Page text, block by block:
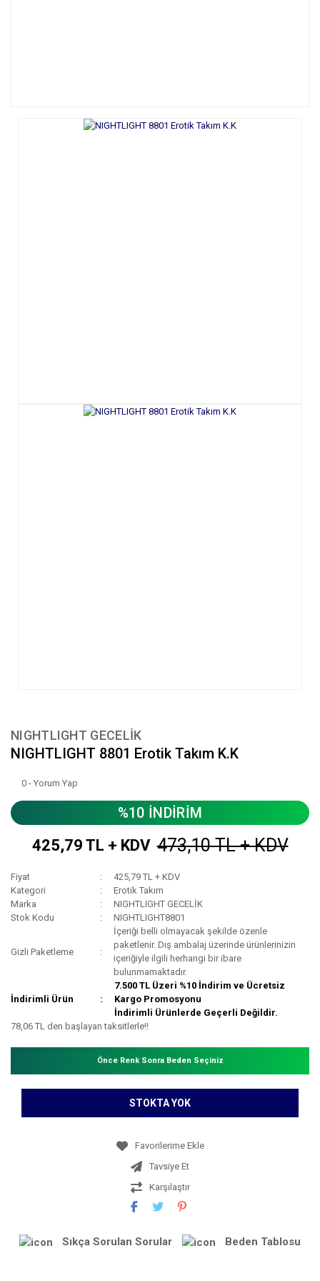
NIGHTLIGHT GECELİK
NIGHTLIGHT 8801 Erotik Takım K.K
0 - Yorum Yap
%10 İNDİRİM
425,79 TL + KDV 473,10 TL + KDV
Fiyat
425,79 TL + KDV
Kategori
Erotik Takım
Marka
NIGHTLIGHT GECELİK
Stok Kodu
NIGHTLIGHT8801
Gizli Paketleme
İçeriği belli olmayacak şekilde özenle
paketlenir. Dış ambalaj üzerinde ürünlerinizin
içeriğiyle ilgili herhangi bir ibare
bulunmamaktadır.
İndirimli Ürün
7.500 TL Üzeri %10 İndirim ve Ücretsiz
Kargo Promosyonu
İndirimli Ürünlerde Geçerli Değildir.
78,06 TL den başlayan taksitlerle!!
Önce Renk Sonra Beden Seçiniz
STOKTA YOK
Tavsiye Et
Karşılaştır
Sıkça Sorulan Sorular Beden Tablosu